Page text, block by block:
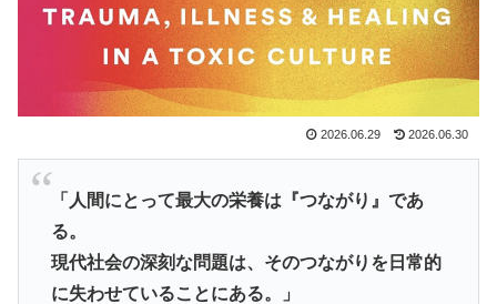
2026.06.29 2026.06.30
「人間にとって最大の栄養は『つながり』であ
る。
現代社会の深刻な問題は、そのつながりを日常的
に失わせていることにある。」